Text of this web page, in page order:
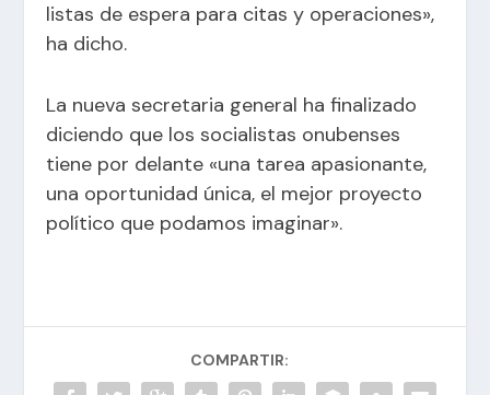
listas de espera para citas y operaciones»,
ha dicho.
La nueva secretaria general ha finalizado
diciendo que los socialistas onubenses
tiene por delante «una tarea apasionante,
una oportunidad única, el mejor proyecto
político que podamos imaginar».
COMPARTIR: